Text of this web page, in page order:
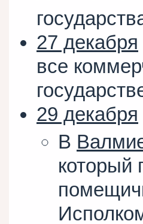
27 декабря
все
29 декабря
В
который